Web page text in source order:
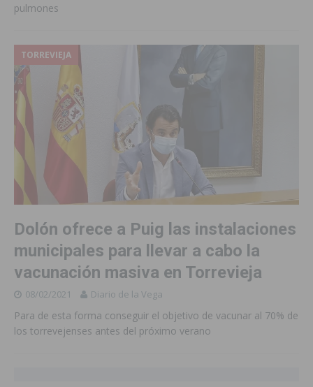
pulmones
TORREVIEJA
Dolón ofrece a Puig las instalaciones
municipales para llevar a cabo la
vacunación masiva en Torrevieja
08/02/2021 Diario de la Vega
Para de esta forma conseguir el objetivo de vacunar al 70% de
los torrevejenses antes del próximo verano